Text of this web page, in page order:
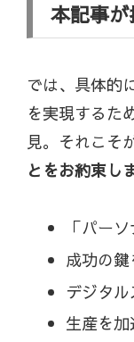
本記事
では、具体的
を実現するた
見。それこそ
とをお約束し
「パー
成功の
デジタ
生産を